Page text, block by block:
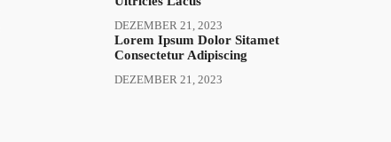
DEZEMBER 21, 2023
Lorem Ipsum Dolor Sitamet
Consectetur Adipiscing
DEZEMBER 21, 2023